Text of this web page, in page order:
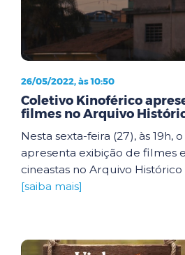
26/05/2022, às 10:50
Coletivo Kinoférico
filmes no Arquivo
Nesta sexta-feira (27), às 19h,
apresenta exibição de filmes
cineastas no Arquivo Histórico
[saiba mais]